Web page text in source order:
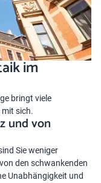
im
bringt viele
sich.
und von
Sie weniger
den schwankenden
Unabhängigkeit und